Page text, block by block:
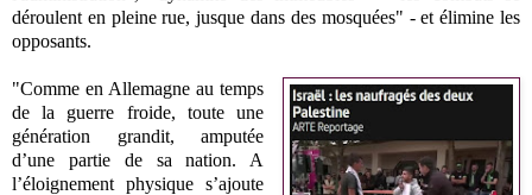
déroulent en pleine rue, jusque dans des mosquées" - et élimine les
opposants.
"Comme en Allemagne au temps
de la guerre froide, toute une
génération grandit, amputée
d’une partie de sa nation. A
l’éloignement physique s’ajoute